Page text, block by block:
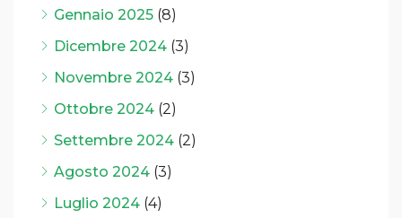
Gennaio 2025 (8)
Dicembre 2024 (3)
Novembre 2024 (3)
Ottobre 2024 (2)
Settembre 2024 (2)
Agosto 2024 (3)
Luglio 2024 (4)